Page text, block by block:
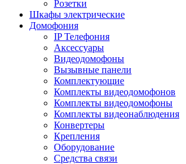
Розетки
Шкафы электрические
Домофония
IP Телефония
Аксессуары
Видеодомофоны
Вызывные панели
Комплектующие
Комплекты видеодомофонов
Комплекты видеодомофоны
Комплекты видеонаблюдения
Конвертеры
Крепления
Оборудование
Средства связи